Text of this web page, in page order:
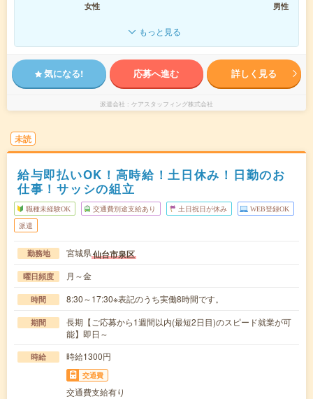
女性
男性
もっと見る
気になる! 応募へ進む 詳しく見る
派遣会社 ケアスタッフィング株式会社
未読
給与即払いOK！高時給！土日休み！日勤のお
仕事！サッシの組立
職種未経験OK 交通費別途支給あり 土日祝日が休み WEB登録OK
派遣
勤務地 宮城県仙台市泉区
曜日頻度 月～金
時間 8:30～17:30※表記のうち実働8時間です。
期間
長期【ご応募から1週間以内(最短2日目)のスピード就業が可
能】即日～
時給 時給1300円
交通費
交通費支給有り